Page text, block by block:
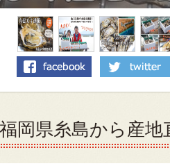
岡県糸島から産